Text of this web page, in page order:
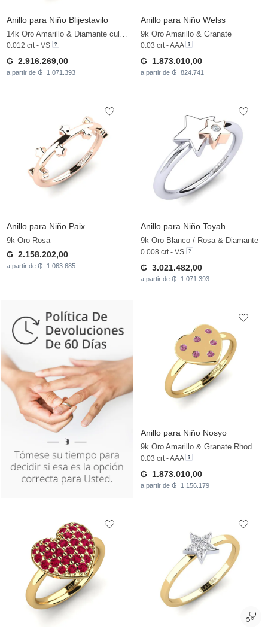
Anillo para Niño Blijestavilo
14k Oro Amarillo & Diamante cultivado en laboratorio
0.012 crt - VS
₲ 2.916.269,00
a partir de ₲ 1.071.393
Anillo para Niño Welss
9k Oro Amarillo & Granate
0.03 crt - AAA
₲ 1.873.010,00
a partir de ₲ 824.741
Anillo para Niño Paix
9k Oro Rosa
₲ 2.158.202,00
a partir de ₲ 1.063.685
Anillo para Niño Toyah
9k Oro Blanco / Rosa & Diamante
0.008 crt - VS
₲ 3.021.482,00
a partir de ₲ 1.071.393
Anillo para Niño Nosyo
9k Oro Amarillo & Granate Rhodolite
0.03 crt - AAA
₲ 1.873.010,00
a partir de ₲ 1.156.179